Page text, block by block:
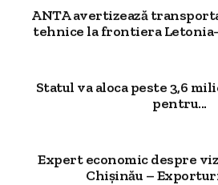
ANTA avertizează
tehnice la frontiera
Statul va aloca peste 3,6
pentru...
Expert economic despre
Chișinău –